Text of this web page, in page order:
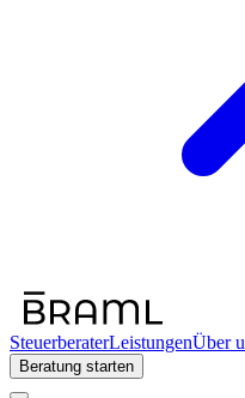
SteuerberaterLeistungenÜber
Beratung starten